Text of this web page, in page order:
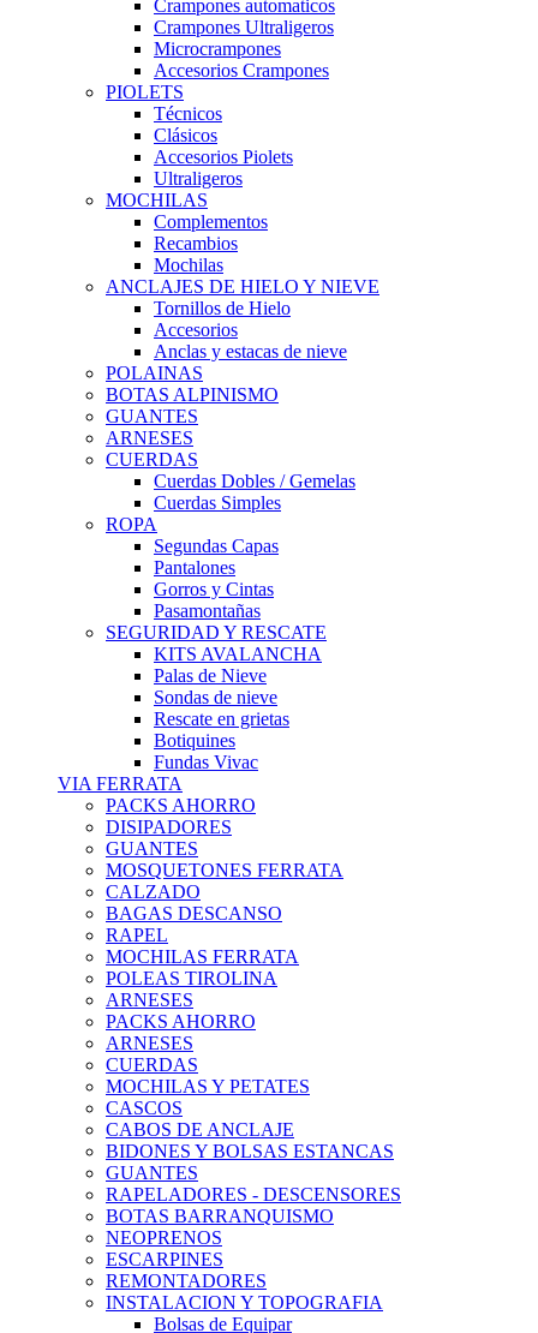
Crampones automaticos
Crampones Ultraligeros
Microcrampones
Accesorios Crampones
PIOLETS
Técnicos
Clásicos
Accesorios Piolets
Ultraligeros
MOCHILAS
Complementos
Recambios
Mochilas
ANCLAJES DE HIELO Y NIEVE
Tornillos de Hielo
Accesorios
Anclas y estacas de nieve
POLAINAS
BOTAS ALPINISMO
GUANTES
ARNESES
CUERDAS
Cuerdas Dobles / Gemelas
Cuerdas Simples
ROPA
Segundas Capas
Pantalones
Gorros y Cintas
Pasamontañas
SEGURIDAD Y RESCATE
KITS AVALANCHA
Palas de Nieve
Sondas de nieve
Rescate en grietas
Botiquines
Fundas Vivac
VIA FERRATA
PACKS AHORRO
DISIPADORES
GUANTES
MOSQUETONES FERRATA
CALZADO
BAGAS DESCANSO
RAPEL
MOCHILAS FERRATA
POLEAS TIROLINA
ARNESES
PACKS AHORRO
ARNESES
CUERDAS
MOCHILAS Y PETATES
CASCOS
CABOS DE ANCLAJE
BIDONES Y BOLSAS ESTANCAS
GUANTES
RAPELADORES - DESCENSORES
BOTAS BARRANQUISMO
NEOPRENOS
ESCARPINES
REMONTADORES
INSTALACION Y TOPOGRAFIA
Bolsas de Equipar